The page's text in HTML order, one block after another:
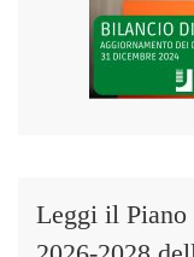
Leggi il Piano